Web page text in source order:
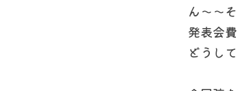
ん〜〜
発表会
どうし